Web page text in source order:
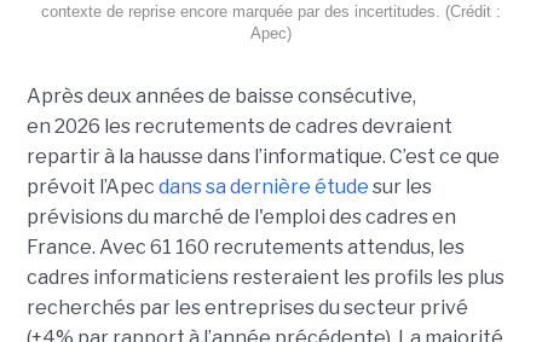
contexte de reprise encore marquée par des incertitudes. (Crédit :
Apec)
Après deux années de baisse consécutive,
en 2026 les recrutements de cadres devraient
repartir à la hausse dans l’informatique. C’est ce que
prévoit l’Apec dans sa dernière étude sur les
prévisions du marché de l'emploi des cadres en
France. Avec 61 160 recrutements attendus, les
cadres informaticiens resteraient les profils les plus
recherchés par les entreprises du secteur privé